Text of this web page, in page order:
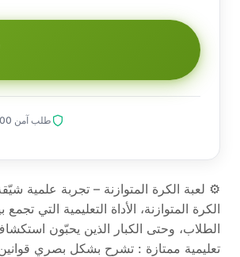
طلب آمن 100%
⚙️ لعبة الكرة المتوازنة – تجربة علمية
الكرة المتوازنة، الأداة التعليمية التي
الطلاب، وحتى الكبار الذين يحبّون
تعليمية ممتازة : تشرح بشكل بصري